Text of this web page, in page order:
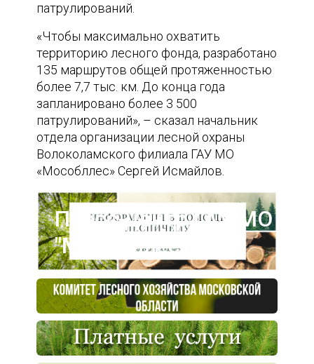
патрулирований.
«Чтобы максимально охватить
территорию лесного фонда, разработано
135 маршрутов общей протяженностью
более 7,7 тыс. км. До конца года
запланировано более 3 500
патрулирований», – сказал начальник
отдела организации лесной охраны
Волоколамского филиала ГАУ МО
«Мособллес» Сергей Исмайлов.
Пресс-центр ГАУ МО
"Мособллес"